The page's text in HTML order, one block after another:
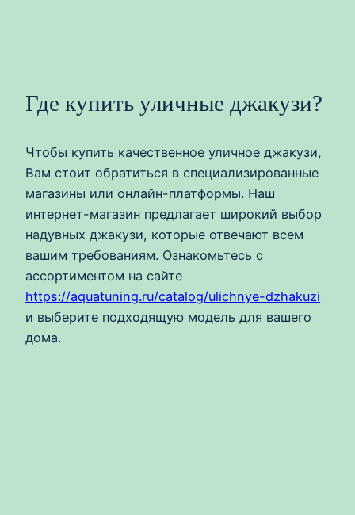
Где купить уличные джакузи?
Чтобы купить качественное уличное джакузи,
Вам стоит обратиться в специализированные
магазины или онлайн-платформы. Наш
интернет-магазин предлагает широкий выбор
надувных джакузи, которые отвечают всем
вашим требованиям. Ознакомьтесь с
ассортиментом на сайте
https://aquatuning.ru/catalog/ulichnye-dzhakuzi
и выберите подходящую модель для вашего
дома.